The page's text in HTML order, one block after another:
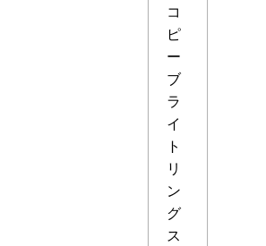
コ
ピ
ー
ブ
ラ
イ
ト
リ
ン
グ
ス